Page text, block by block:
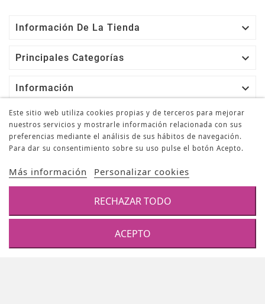
Información De La Tienda 
Principales Categorías 
Información 
Su Cuenta 
Newsletter
OK
Puede darse de baja en cualquier momento. Para ello, consulte nuestra
Este sitio web utiliza cookies propias y de terceros para mejorar
nuestros servicios y mostrarle información relacionada con sus
preferencias mediante el análisis de sus hábitos de navegación.
Para dar su consentimiento sobre su uso pulse el botón Acepto.
Más información Personalizar cookies
RECHAZAR TODO
ACEPTO